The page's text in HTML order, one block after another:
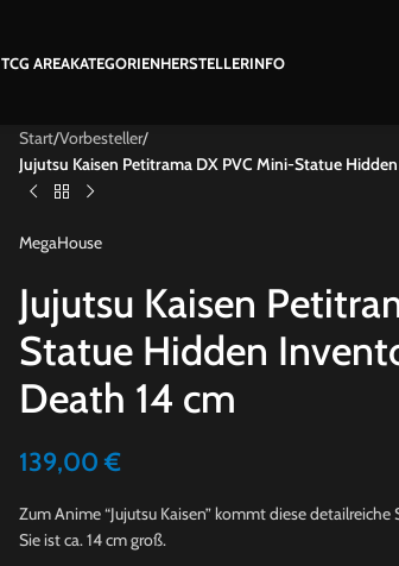
TCG AREAKATEGORIENHERSTELLERINFO
Start/Vorbesteller/
Jujutsu Kaisen Petitrama DX PVC Mini-Statue
MegaHouse
Jujutsu Kaisen
Statue Hidden
Death 14 cm
139,00€
Zum Anime “Jujutsu Kaisen” kommt diese detailreiche
Sie ist ca. 14 cm groß.